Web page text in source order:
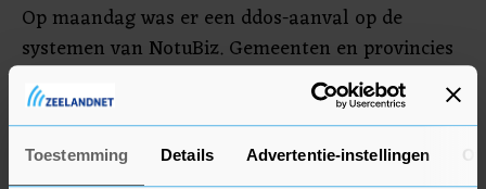
Toestemming Details Advertentie-instellingen
Op maandag was er een ddos-aanval op de
systemen van NotuBiz. Gemeenten en provincies
gebruiken die dienst om officiële berichten te
publiceren. De verantwoordelijkheid daarvoor is
ook opgeëist door NoName05716, een schimmige
groep die vaker aanvallen uitvoert op sites in